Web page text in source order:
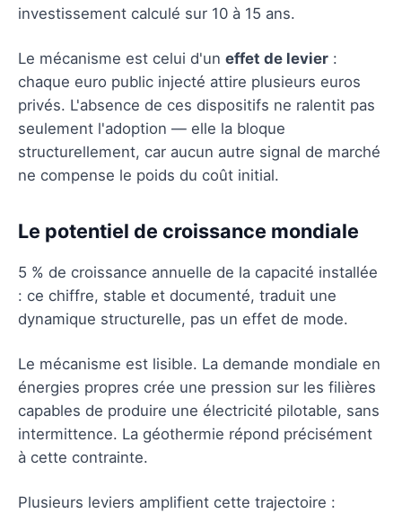
investissement calculé sur 10 à 15 ans.
Le mécanisme est celui d'un effet de levier :
chaque euro public injecté attire plusieurs euros
privés. L'absence de ces dispositifs ne ralentit pas
seulement l'adoption — elle la bloque
structurellement, car aucun autre signal de marché
ne compense le poids du coût initial.
Le potentiel de croissance mondiale
5 % de croissance annuelle de la capacité installée
: ce chiffre, stable et documenté, traduit une
dynamique structurelle, pas un effet de mode.
Le mécanisme est lisible. La demande mondiale en
énergies propres crée une pression sur les filières
capables de produire une électricité pilotable, sans
intermittence. La géothermie répond précisément
à cette contrainte.
Plusieurs leviers amplifient cette trajectoire :